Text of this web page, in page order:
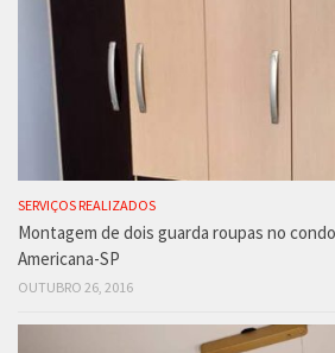
SERVIÇOS REALIZADOS
Montagem de dois guarda roupas no
Americana-SP
OUTUBRO 26, 2016